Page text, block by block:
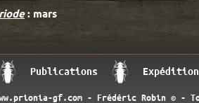
: mars
Publications
gf.com - Frédéric Robin © -